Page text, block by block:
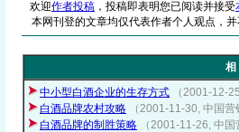
欢迎作者投稿 ，投稿即表明您已阅读并接受
本网刊登的文章均仅代表作者个人观点，
相
中小型白酒企业的生存方式
（2001-12-
白酒品牌农村攻略
（2001-11-30, 中国
白酒品牌的制胜策略
（2001-11-26, 中